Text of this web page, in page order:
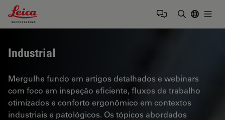
Leica Microsystems Logo
Industrial
Mergulhe fundo em artigos detalhados e webinars
com foco em inspeção eficiente, fluxos de trabalho
otimizados e conforto ergonômico em contextos
industriais e patológicos. Os tópicos abordados